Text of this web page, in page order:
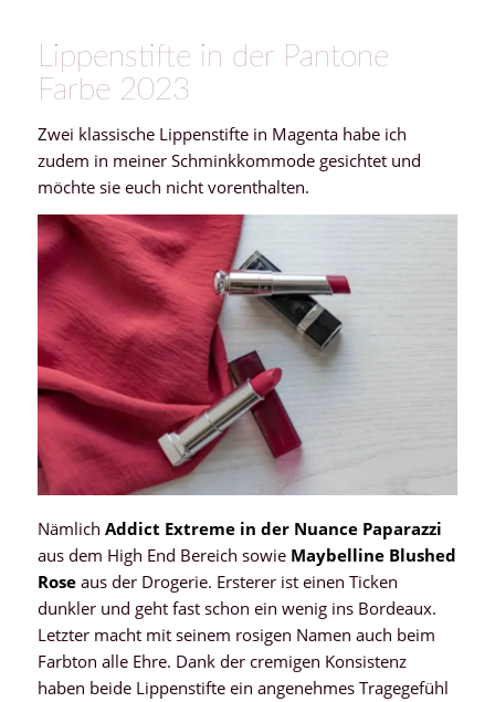
Lippenstifte in der Pantone
Farbe 2023
Zwei klassische Lippenstifte in Magenta habe ich
zudem in meiner Schminkkommode gesichtet und
möchte sie euch nicht vorenthalten.
Nämlich Addict Extreme in der Nuance Paparazzi
aus dem High End Bereich sowie Maybelline Blushed
Roseaus der Drogerie. Ersterer ist einen Ticken
dunkler und geht fast schon ein wenig ins Bordeaux.
Letzter macht mit seinem rosigen Namen auch beim
Farbton alle Ehre. Dank der cremigen Konsistenz
haben beide Lippenstifte ein angenehmes Tragegefühl